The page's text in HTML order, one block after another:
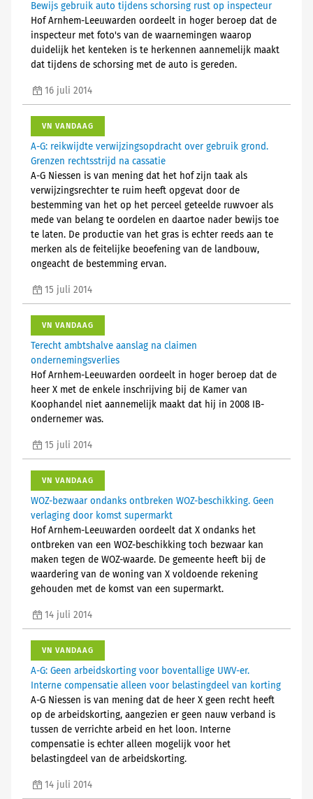
Bewijs gebruik auto tijdens schorsing rust op inspecteur
Hof Arnhem-Leeuwarden oordeelt in hoger beroep dat de
inspecteur met foto's van de waarnemingen waarop
duidelijk het kenteken is te herkennen aannemelijk maakt
dat tijdens de schorsing met de auto is gereden.
16 juli 2014
VN VANDAAG
A-G: reikwijdte verwijzingsopdracht over gebruik grond.
Grenzen rechtsstrijd na cassatie
A-G Niessen is van mening dat het hof zijn taak als
verwijzingsrechter te ruim heeft opgevat door de
bestemming van het op het perceel geteelde ruwvoer als
mede van belang te oordelen en daartoe nader bewijs toe
te laten. De productie van het gras is echter reeds aan te
merken als de feitelijke beoefening van de landbouw,
ongeacht de bestemming ervan.
15 juli 2014
VN VANDAAG
Terecht ambtshalve aanslag na claimen
ondernemingsverlies
Hof Arnhem-Leeuwarden oordeelt in hoger beroep dat de
heer X met de enkele inschrijving bij de Kamer van
Koophandel niet aannemelijk maakt dat hij in 2008 IB-
ondernemer was.
15 juli 2014
VN VANDAAG
WOZ-bezwaar ondanks ontbreken WOZ-beschikking. Geen
verlaging door komst supermarkt
Hof Arnhem-Leeuwarden oordeelt dat X ondanks het
ontbreken van een WOZ-beschikking toch bezwaar kan
maken tegen de WOZ-waarde. De gemeente heeft bij de
waardering van de woning van X voldoende rekening
gehouden met de komst van een supermarkt.
14 juli 2014
VN VANDAAG
A-G: Geen arbeidskorting voor boventallige UWV-er.
Interne compensatie alleen voor belastingdeel van korting
A-G Niessen is van mening dat de heer X geen recht heeft
op de arbeidskorting, aangezien er geen nauw verband is
tussen de verrichte arbeid en het loon. Interne
compensatie is echter alleen mogelijk voor het
belastingdeel van de arbeidskorting.
14 juli 2014